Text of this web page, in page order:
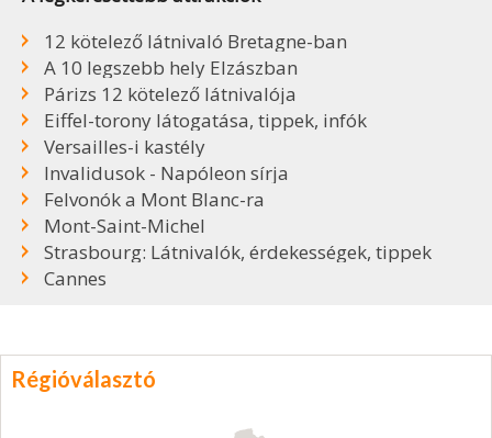
12 kötelező látnivaló Bretagne-ban
A 10 legszebb hely Elzászban
Párizs 12 kötelező látnivalója
Eiffel-torony látogatása, tippek, infók
Versailles-i kastély
Invalidusok - Napóleon sírja
Felvonók a Mont Blanc-ra
Mont-Saint-Michel
Strasbourg: Látnivalók, érdekességek, tippek
Cannes
Régióválasztó